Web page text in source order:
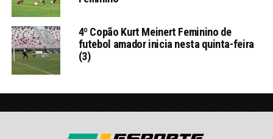
4º Copão Kurt Meinert Feminino de
futebol amador inicia nesta quinta-feira
(3)